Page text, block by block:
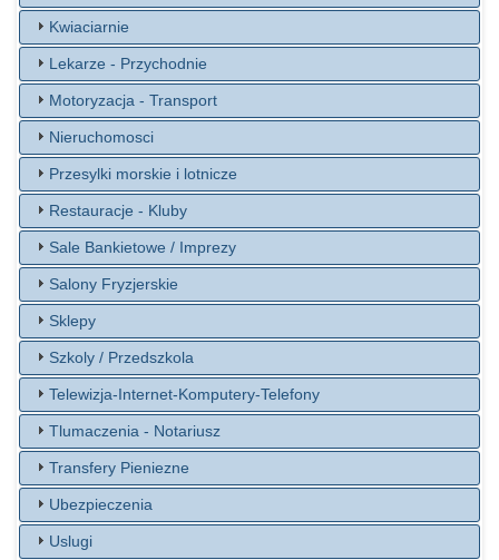
Kwiaciarnie
Lekarze - Przychodnie
Motoryzacja - Transport
Nieruchomosci
Przesylki morskie i lotnicze
Restauracje - Kluby
Sale Bankietowe / Imprezy
Salony Fryzjerskie
Sklepy
Szkoly / Przedszkola
Telewizja-Internet-Komputery-Telefony
Tlumaczenia - Notariusz
Transfery Pieniezne
Ubezpieczenia
Uslugi